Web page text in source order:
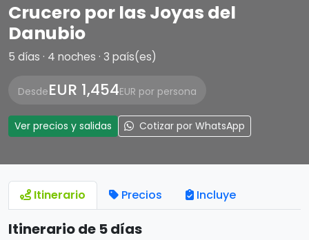
Crucero por las Joyas del
Danubio
5 días · 4 noches · 3 país(es)
DesdeEUR 1,454EUR por persona
Ver precios y salidas Cotizar por WhatsApp
Itinerario Precios Incluye
Itinerario de 5 días